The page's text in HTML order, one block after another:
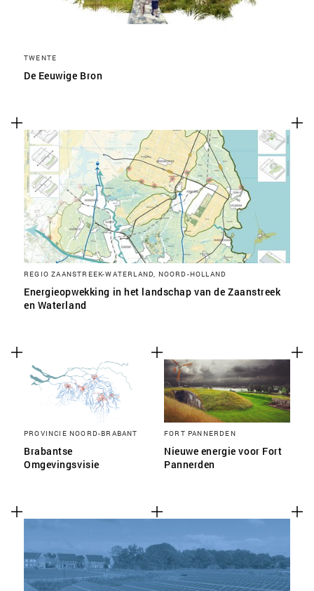
TWENTE
De Eeuwige Bron
REGIO ZAANSTREEK-WATERLAND, NOORD-HOLLAND
Energieopwekking in het landschap van de Zaanstreek
en Waterland
PROVINCIE NOORD-BRABANT
Brabantse
Omgevingsvisie
FORT PANNERDEN
Nieuwe energie voor Fort
Pannerden